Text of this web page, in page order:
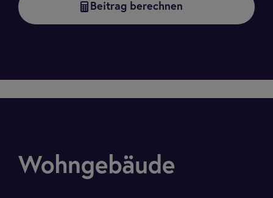
Beitrag berechnen
Wohngebäude